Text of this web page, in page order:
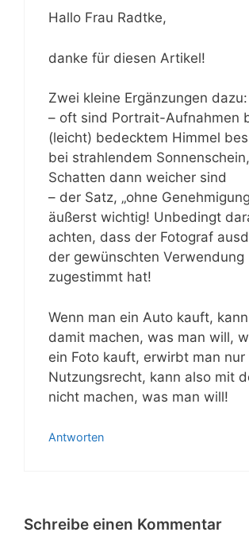
Hallo Frau Radtke,
danke für diesen Artikel!
Zwei kleine Ergänzungen dazu:
– oft sind Portrait-Aufnahmen
(leicht) bedecktem Himmel
bei strahlendem
Schatten dann weicher sind
– der Satz, „ohne
äußerst wichtig! Unbedingt
achten, dass der Fotograf
der gewünschten Verwendung
zugestimmt hat!
Wenn man ein Auto kauft,
damit machen, was man will,
ein Foto kauft, erwirbt man nur
Nutzungsrecht, kann also mit
nicht machen, was man will!
Antworten
Schreibe einen Kommentar